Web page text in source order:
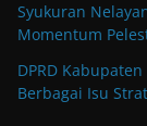
Syukuran
Momentum
DPRD
Berbagai Isu